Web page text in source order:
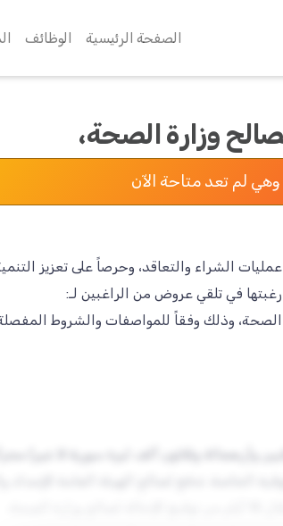
الصفحة الرئيسية الوظائف
وزارة الصحة،
وهي لم تعد متاحة الآن
الشراء والتعاقد، وحرصاً على تعزيز
للموارد، تعلن الهيئة العامة للإمداد والتوريد عن رغبتها في تلقي عروض من الراغبين لـ:
وذلك وفقاً للمواصفات والشروط المفصلة
ل.س.ج (أربعة ملايين وأربعمائة وثلاثون ألف ليرة سورية لا